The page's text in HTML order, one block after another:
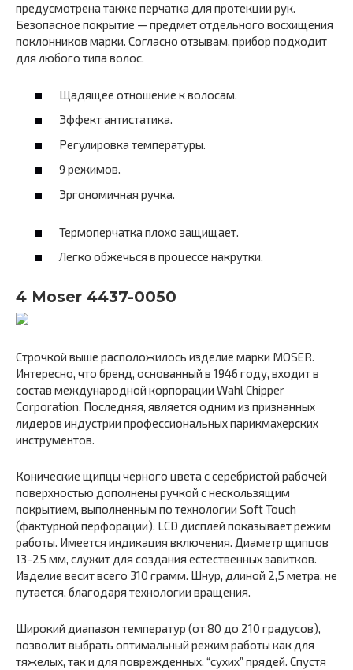
предусмотрена также перчатка для протекции рук.
Безопасное покрытие — предмет отдельного восхищения
поклонников марки. Согласно отзывам, прибор подходит
для любого типа волос.
Щадящее отношение к волосам.
Эффект антистатика.
Регулировка температуры.
9 режимов.
Эргономичная ручка.
Термоперчатка плохо защищает.
Легко обжечься в процессе накрутки.
4 Moser 4437-0050
Строчкой выше расположилось изделие марки MOSER.
Интересно, что бренд, основанный в 1946 году, входит в
состав международной корпорации Wahl Chipper
Corporation. Последняя, является одним из признанных
лидеров индустрии профессиональных парикмахерских
инструментов.
Конические щипцы черного цвета с серебристой рабочей
поверхностью дополнены ручкой с нескользящим
покрытием, выполненным по технологии Soft Touch
(фактурной перфорации). LCD дисплей показывает режим
работы. Имеется индикация включения. Диаметр щипцов
13-25 мм, служит для создания естественных завитков.
Изделие весит всего 310 грамм. Шнур, длиной 2,5 метра, не
путается, благодаря технологии вращения.
Широкий диапазон температур (от 80 до 210 градусов),
позволит выбрать оптимальный режим работы как для
тяжелых, так и для поврежденных, “сухих” прядей. Спустя